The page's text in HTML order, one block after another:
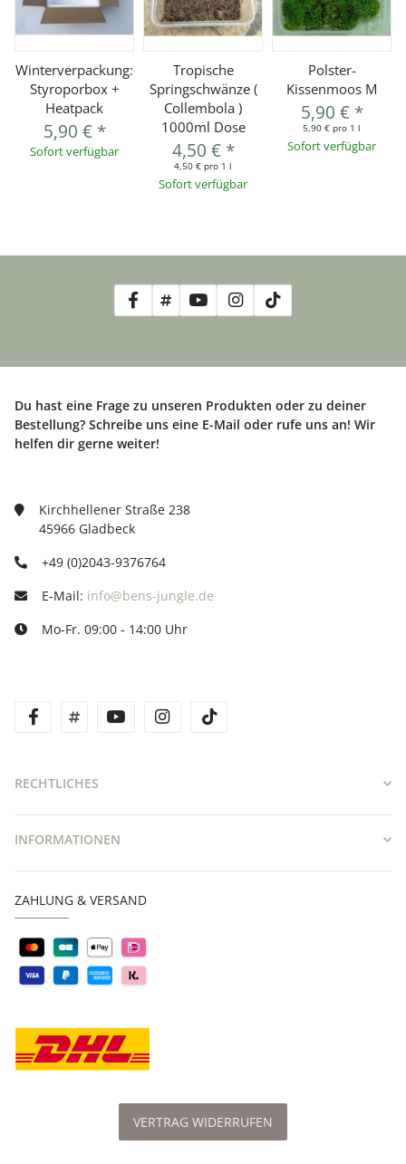
Winterverpackung:
Styroporbox +
Heatpack
5,90 € *
Sofort verfügbar
Tropische
Springschwänze (
Collembola )
1000ml Dose
4,50 € *
4,50 € pro 1 l
Sofort verfügbar
Polster-
Kissenmoos M
5,90 € *
5,90 € pro 1 l
Sofort verfügbar
Du hast eine Frage zu unseren Produkten oder zu deiner
Bestellung? Schreibe uns eine E-Mail oder rufe uns an! Wir
helfen dir gerne weiter!
Kirchhellener Straße 238
45966 Gladbeck
+49 (0)2043-9376764
E-Mail: info@bens-jungle.de
Mo-Fr. 09:00 - 14:00 Uhr
facebooktwitter youtube instagram
RECHTLICHES
INFORMATIONEN
ZAHLUNG & VERSAND
VERTRAG WIDERRUFEN